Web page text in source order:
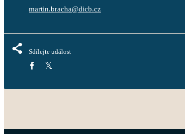
martin.bracha@dicb.cz
Sdílejte událost